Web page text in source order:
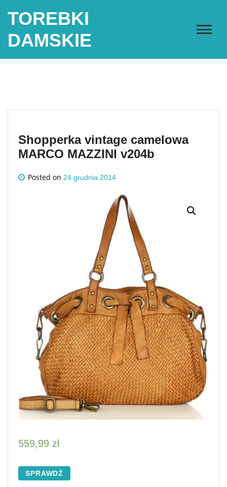
TOREBKI
DAMSKIE
Shopperka vintage camelowa
MARCO MAZZINI v204b
Posted on 24 grudnia 2014
559,99 zł
SPRAWDŹ